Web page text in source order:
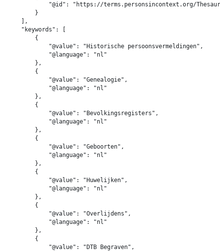
"@id": "https://terms.personsincontext.org/
        }
    ],
    "keywords": [
        {
            "@value": "Historische persoonsvermeldingen",
            "@language": "nl"
        },
        {
            "@value": "Genealogie",
            "@language": "nl"
        },
        {
            "@value": "Bevolkingsregisters",
            "@language": "nl"
        },
        {
            "@value": "Geboorten",
            "@language": "nl"
        },
        {
            "@value": "Huwelijken",
            "@language": "nl"
        },
        {
            "@value": "Overlijdens",
            "@language": "nl"
        },
        {
            "@value": "DTB Begraven",